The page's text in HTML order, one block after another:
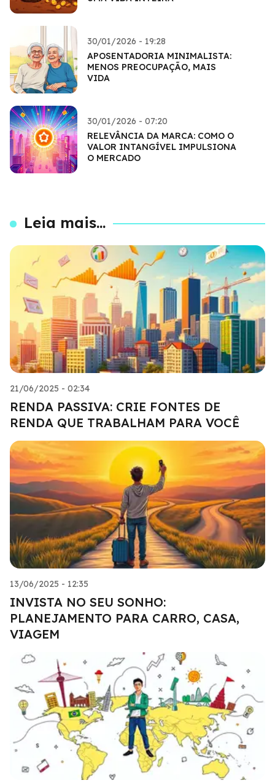
30/01/2026 - 19:28
APOSENTADORIA MINIMALISTA:
MENOS PREOCUPAÇÃO, MAIS
VIDA
30/01/2026 - 07:20
RELEVÂNCIA DA MARCA: COMO O
VALOR INTANGÍVEL IMPULSIONA
O MERCADO
Leia mais...
21/06/2025 - 02:34
RENDA PASSIVA: CRIE FONTES DE
RENDA QUE TRABALHAM PARA VOCÊ
13/06/2025 - 12:35
INVISTA NO SEU SONHO:
PLANEJAMENTO PARA CARRO, CASA,
VIAGEM